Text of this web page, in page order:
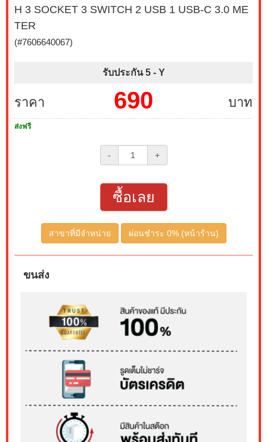
H 3 SOCKET 3 SWITCH 2 USB 1 USB-C 3.0 ME
TER
(#7606640067)
รับประกัน 5 - Y
ราคา บาท
690
ส่งฟรี
- +
ซื้อเลย
สาขาที่มีจำหน่าย ผ่อนชำระ 0% (หน้าร้าน)
ขนส่ง